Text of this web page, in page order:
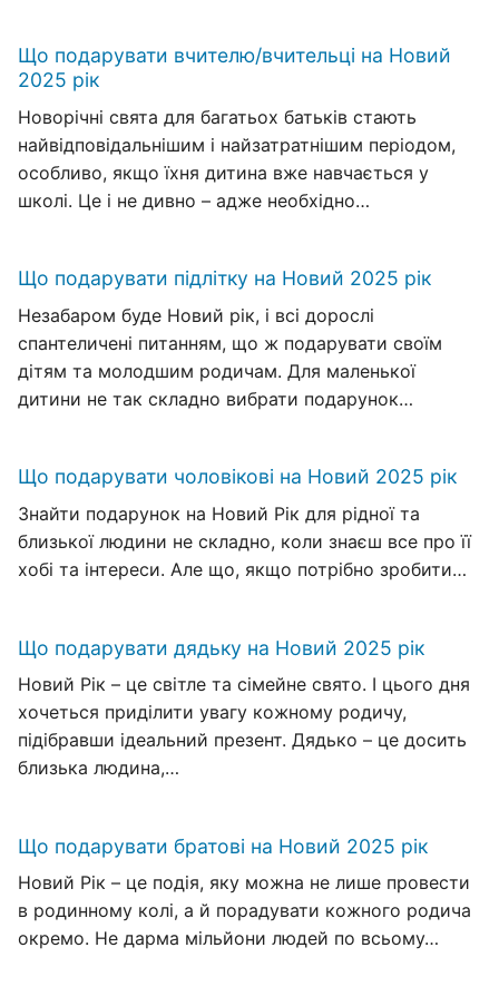
Що подарувати вчителю/вчительці на Новий
2025 рік
Новорічні свята для багатьох батьків стають
найвідповідальнішим і найзатратнішим періодом,
особливо, якщо їхня дитина вже навчається у
школі. Це і не дивно – адже необхідно…
Що подарувати підлітку на Новий 2025 рік
Незабаром буде Новий рік, і всі дорослі
спантеличені питанням, що ж подарувати своїм
дітям та молодшим родичам. Для маленької
дитини не так складно вибрати подарунок…
Що подарувати чоловікові на Новий 2025 рік
Знайти подарунок на Новий Рік для рідної та
близької людини не складно, коли знаєш все про її
хобі та інтереси. Але що, якщо потрібно зробити…
Що подарувати дядьку на Новий 2025 рік
Новий Рік – це світле та сімейне свято. І цього дня
хочеться приділити увагу кожному родичу,
підібравши ідеальний презент. Дядько – це досить
близька людина,…
Що подарувати братові на Новий 2025 рік
Новий Рік – це подія, яку можна не лише провести
в родинному колі, а й порадувати кожного родича
окремо. Не дарма мільйони людей по всьому…